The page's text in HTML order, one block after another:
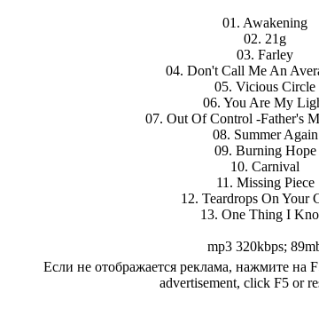
01. Awakening
02. 21g
03. Farley
04. Don't Call Me An
05. Vicious Circle
06. You Are My
07. Out Of Control -Father's
08. Summer Again
09. Burning Hope
10. Carnival
11. Missing Piece
12. Teardrops On Your
13. One Thing I
mp3 320kbps;
Если не отображается реклама, нажмите на
advertisement, click F5 or